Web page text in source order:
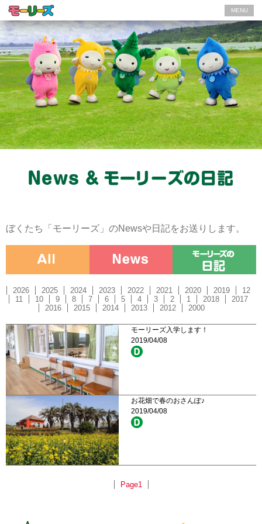
MENU
ぼくたち「モーリーズ」のNewsや日記をお送りします。
2026 2025 2024 2023 2022 2021 2020 2019
12
11
10 9 8 7 6 5 4 3 2 1 2018
2017
2016
2015 2014 2013 2012 2000
モーリーズ入学します！
2019/04/08
お花畑で春のおさんぽ♪
2019/04/08
Page1